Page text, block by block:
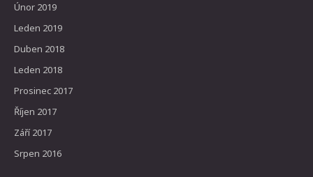
Únor 2019
Leden 2019
Duben 2018
Leden 2018
Prosinec 2017
Říjen 2017
Září 2017
Srpen 2016